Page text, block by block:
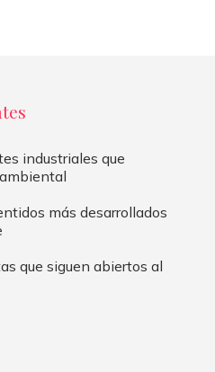
industriales que
más desarrollados
que siguen abiertos al